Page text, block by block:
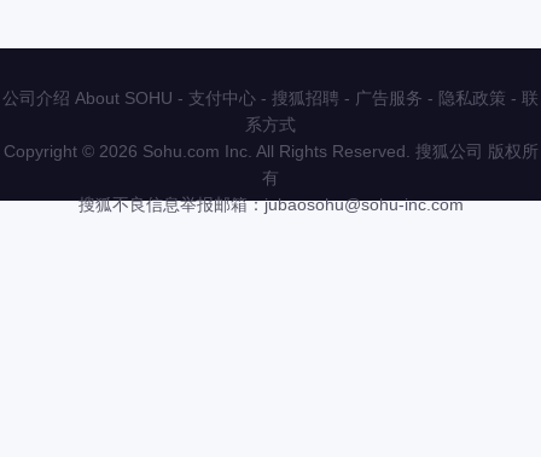
公司介绍 About SOHU - 支付中心 - 搜狐招聘 - 广告服务 - 隐私政策 - 联
系方式
Copyright © 2026 Sohu.com Inc. All Rights Reserved. 搜狐公司 版权所
有
搜狐不良信息举报邮箱：jubaosohu@sohu-inc.com